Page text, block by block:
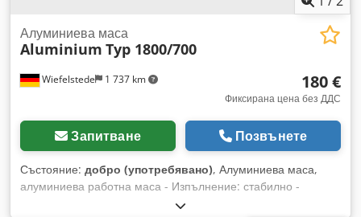
Wiefelstede 1 737 km
Алуминиева маса
Aluminium Typ 1800/700
180 €
Фиксирана цена без ДДС
Запитване Позвънете
Състояние: добро (употребявано), Алуминиева маса,
алуминиева работна маса - Изпълнение: стабилно -
Основен плот: 1 - Плочи от пластмаса Dcsdpfxjb A I N Ns